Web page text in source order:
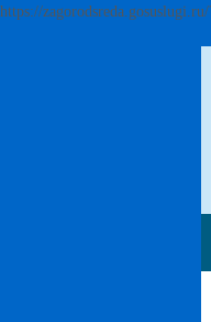
https://